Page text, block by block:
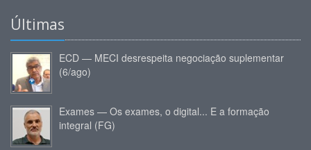
Últimas
ECD — MECI desrespeita negociação suplementar
(6/ago)
Exames — Os exames, o digital... E a formação
integral (FG)